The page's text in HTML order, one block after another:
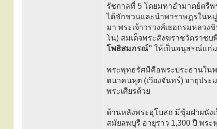
รัชกาลที่ 5 โดยมหาอำมาตย์ตรี
ได้ชักชวนและนำพาราษฎรในห
มา พระเจ้าวรวงศ์เธอกรมหลว
โน) สมเด็จพระสังฆราชวัดราช
โพธิสมภรณ์” ให้เป็นอนุสรณ์แก่ม
พระพุทธรัศมีคือพระประธานใน
ตนาคนหุต (เวียงจันทร์) อายุปร
พระเศียรด้วย
ด้านหลังพระอุโบสถ มีซุ้มฝาผนัง
สมัยลพบุรี อายุราว 1,300 ปี พร